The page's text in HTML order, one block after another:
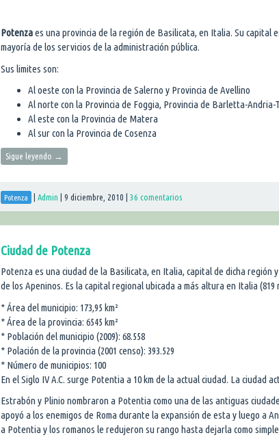
Potenzaes una provincia de la región de Basilicata, en Italia. Su capital
mayoría de los servicios de la administración pública.
Sus limites son:
Al oeste con la Provincia de Salerno y Provincia de Avellino
Al norte con la Provincia de Foggia, Provincia de Barletta-Andria-
Al este con la Provincia de Matera
Al sur con la Provincia de Cosenza
Sigue leyendo →
Potenza Admin 9 diciembre, 2010 36 comentarios
Ciudad de Potenza
Potenza es una ciudad de la Basilicata, en Italia, capital de dicha región
de los Apeninos. Es la capital regional ubicada a más altura en Italia (819
* Área del municipio: 173,95 km²
* Área de la provincia: 6545 km²
* Población del municipio (2009): 68.558
* Polación de la provincia (2001 censo): 393.529
* Número de municipios: 100
En el Siglo IV A.C. surge Potentia a 10 km de la actual ciudad. La ciudad
Estrabón y Plinio nombraron a Potentia como una de las antiguas
apoyó a los enemigos de Roma durante la expansión de esta y luego a
a Potentia y los romanos le redujeron su rango hasta dejarla como